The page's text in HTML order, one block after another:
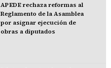
APEDE rechaza reformas al
Reglamento de la Asamblea
por asignar ejecución de
obras a diputados